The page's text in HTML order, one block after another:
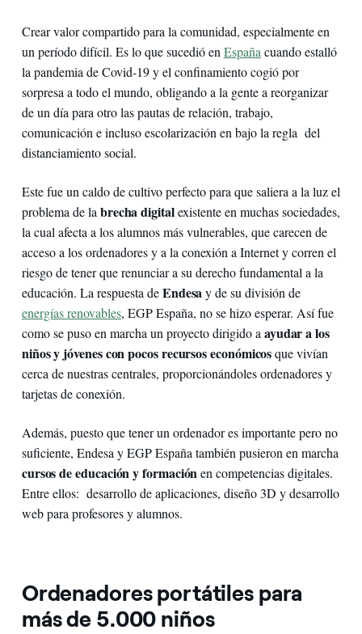
Crear valor compartido para la comunidad, especialmente en
un período difícil. Es lo que sucedió en España cuando estalló
la pandemia de Covid-19 y el confinamiento cogió por
sorpresa a todo el mundo, obligando a la gente a reorganizar
de un día para otro las pautas de relación, trabajo,
comunicación e incluso escolarización en bajo la regla del
distanciamiento social.
Este fue un caldo de cultivo perfecto para que saliera a la luz el
problema de la brecha digitalexistente en muchas sociedades,
la cual afecta a los alumnos más vulnerables, que carecen de
acceso a los ordenadores y a la conexión a Internet y corren el
riesgo de tener que renunciar a su derecho fundamental a la
educación. La respuesta deEndesay de su división de
energías renovables, EGP España, no se hizo esperar. Así fue
como se puso en marcha un proyecto dirigido a ayudar a los
niños y jóvenes con pocos recursos económicosque vivían
cerca de nuestras centrales, proporcionándoles ordenadores y
tarjetas de conexión.
Además, puesto que tener un ordenador es importante pero no
suficiente, Endesa y EGP España también pusieron en marcha
cursos de educación y formaciónen competencias digitales.
Entre ellos: desarrollo de aplicaciones, diseño 3D y desarrollo
web para profesores y alumnos.
Ordenadores portátiles para
más de 5.000 niños